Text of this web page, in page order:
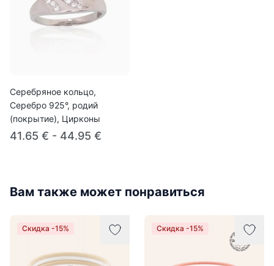
Серебряное кольцо,
Серебро 925°, родий
(покрытие), Цирконы
41.65 € - 44.95 €
Вам также может понравиться
Скидка -15% Скидка -15%